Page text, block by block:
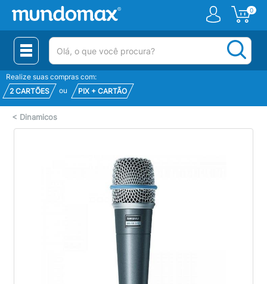
0
(pesquisar)
Realize suas compras com:
2 CARTÕES
ou PIX + CARTÃO
< Dinamicos